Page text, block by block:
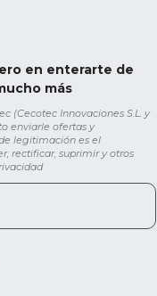
en enterarte de
más
(Cecotec Innovaciones S.L. y
enviarle ofertas y
legitimación es el
rectificar, suprimir y otros